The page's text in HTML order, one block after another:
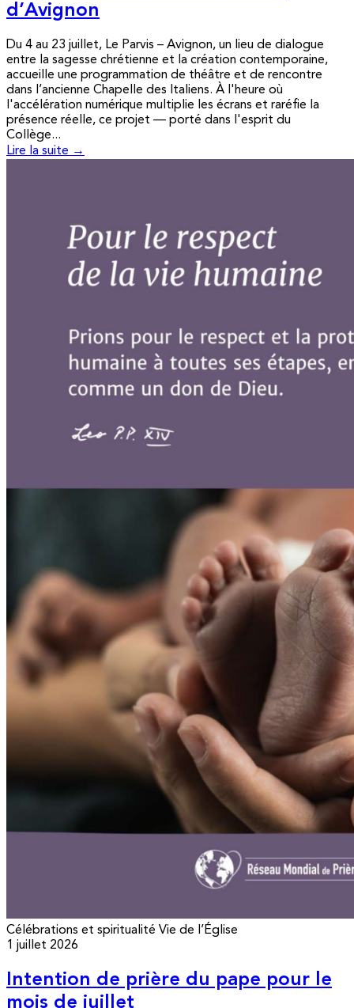
d’Avignon
Du 4 au 23 juillet, Le Parvis – Avignon, un lieu de dialogue
entre la sagesse chrétienne et la création contemporaine,
accueille une programmation de théâtre et de rencontre
dans l’ancienne Chapelle des Italiens. À l'heure où
l'accélération numérique multiplie les écrans et raréfie la
présence réelle, ce projet — porté dans l'esprit du
Collège...
Lire la suite →
Célébrations et spiritualité Vie de l’Église
1 juillet 2026
Intention de prière du pape pour le
mois de juillet